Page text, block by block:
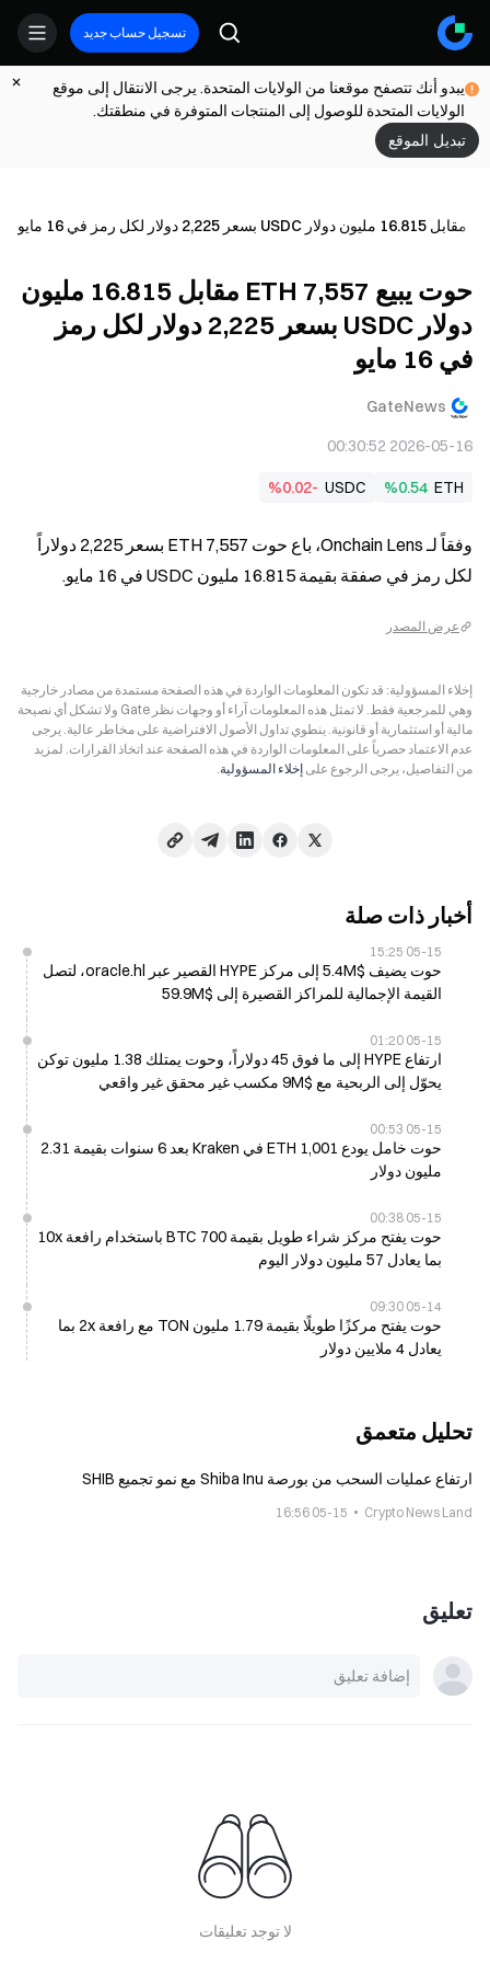
تسجيل حساب جديد
يبدو أنك تتصفح موقعنا من الولايات المتحدة. يرجى الانتقال إلى موقع
الولايات المتحدة للوصول إلى المنتجات المتوفرة في منطقتك.
تبديل الموقع
حوت يبيع 7,557 ETH مقابل 16.815 مليون
دولار USDC بسعر 2,225 دولار لكل رمز
في 16 مايو
GateNews
2026-05-16 00:30:52
ETH
%0.54
USDC
%0.02-
لكل رمز في صفقة بقيمة 16.815 مليون USDC في 16 مايو.
عرض المصدر
إخلاء المسؤولية: قد تكون المعلومات الواردة في هذه الصفحة مستمدة من مصادر خارجية
وهي للمرجعية فقط. لا تمثل هذه المعلومات آراء أو وجهات نظر Gate ولا تشكل أي نصيحة
مالية أو استثمارية أو قانونية. ينطوي تداول الأصول الافتراضية على مخاطر عالية. يرجى
عدم الاعتماد حصرياً على المعلومات الواردة في هذه الصفحة عند اتخاذ القرارات. لمزيد
من التفاصيل، يرجى الرجوع على إخلاء المسؤولية.
أخبار ذات صلة
05-15 15:25
حوت يضيف $5.4M إلى مركز HYPE القصير عبر oracle.hl، لتصل
القيمة الإجمالية للمراكز القصيرة إلى $59.9M
05-15 01:20
ارتفاع HYPE إلى ما فوق 45 دولاراً، وحوت يمتلك 1.38 مليون توكن
يحوّل إلى الربحية مع $9M مكسب غير محقق غير واقعي
05-15 00:53
حوت خامل يودع 1,001 ETH في Kraken بعد 6 سنوات بقيمة 2.31
مليون دولار
05-15 00:38
حوت يفتح مركز شراء طويل بقيمة 700 BTC باستخدام رافعة 10x
بما يعادل 57 مليون دولار اليوم
05-14 09:30
حوت يفتح مركزًا طويلًا بقيمة 1.79 مليون TON مع رافعة 2x بما
يعادل 4 ملايين دولار
تحليل متعمق
ارتفاع عمليات السحب من بورصة Shiba Inu مع نمو تجميع SHIB
Crypto News Land
05-15 16:56
تعليق
لا توجد تعليقات